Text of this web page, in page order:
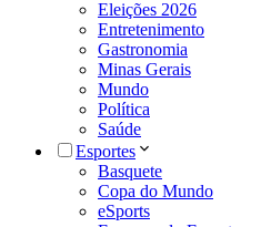
Eleições 2026
Entretenimento
Gastronomia
Minas Gerais
Mundo
Política
Saúde
Esportes
Basquete
Copa do Mundo
eSports